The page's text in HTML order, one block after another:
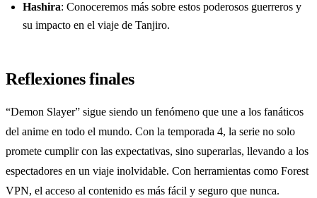
Hashira: Conoceremos más sobre estos poderosos guerreros y
su impacto en el viaje de Tanjiro.
Reflexiones finales
“Demon Slayer” sigue siendo un fenómeno que une a los fanáticos
del anime en todo el mundo. Con la temporada 4, la serie no solo
promete cumplir con las expectativas, sino superarlas, llevando a los
espectadores en un viaje inolvidable. Con herramientas como Forest
VPN, el acceso al contenido es más fácil y seguro que nunca.